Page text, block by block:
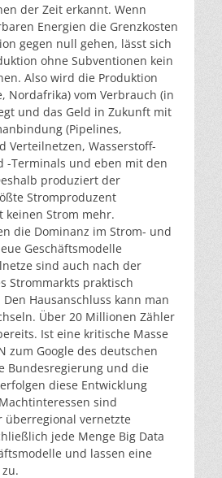
der Zeit erkannt. Wenn
Energien die Grenzkosten
gegen null gehen, lässt sich
ohne Subventionen kein
Also wird die Produktion
Nordafrika) vom Verbrauch (in
und das Geld in Zukunft mit
(Pipelines,
Verteilnetzen, Wasserstoff-
-Terminals und eben mit den
produziert der
Stromproduzent
keinen Strom mehr.
die Dominanz im Strom- und
Geschäftsmodelle
sind auch nach der
Strommarkts praktisch
Hausanschluss kann man
Über 20 Millionen Zähler
Ist eine kritische Masse
zum Google des deutschen
Bundesregierung und die
diese Entwicklung
sind
überregional vernetzte
jede Menge Big Data
und lassen eine